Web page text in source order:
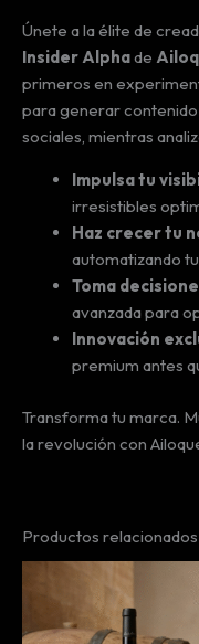
Únete a la élite de
Insider Alphade
primeros en
para generar
sociales, mientras
Impulsa tu
irresistibles
Haz crecer tu
automatizando
Toma
avanzada para
Innovación
premium antes
Transforma tu marca.
la revolución con
Productos relacionados